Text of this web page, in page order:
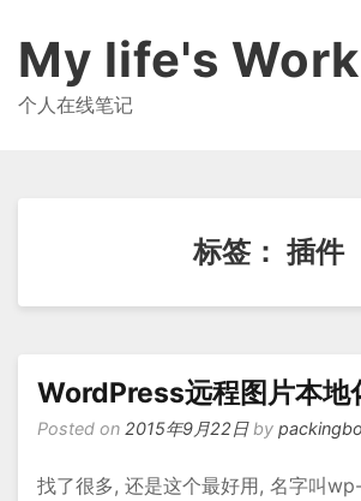
My life's Work
个人在线笔记
标签： 插件
WordPress远程图片本地
Posted on 2015年9月22日by
找了很多, 还是这个最好用, 名字叫